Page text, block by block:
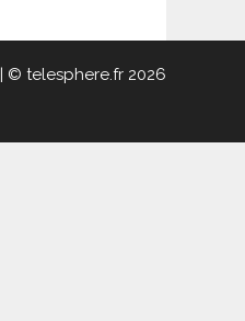
| © telesphere.fr 2026